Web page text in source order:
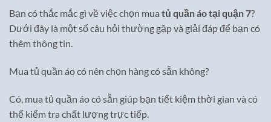
Bạn có thắc mắc gì về việc chọn mua tủ quần áo tại quận 7?
Dưới đây là một số câu hỏi thường gặp và giải đáp để bạn có
thêm thông tin.
Mua tủ quần áo có nên chọn hàng có sẵn không?
Có, mua tủ quần áo có sẵn giúp bạn tiết kiệm thời gian và có
thể kiểm tra chất lượng trực tiếp.